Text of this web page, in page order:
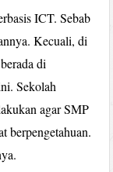
ICT. Sebab
Kecuali, di
di
Sekolah
agar SMP
berpengetahuan.